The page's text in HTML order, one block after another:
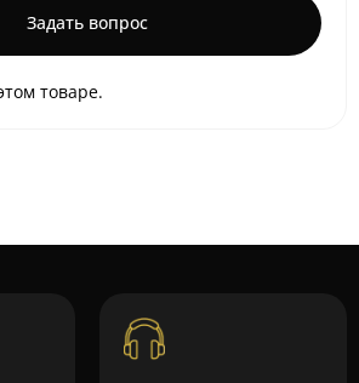
Задать вопрос
товаре.